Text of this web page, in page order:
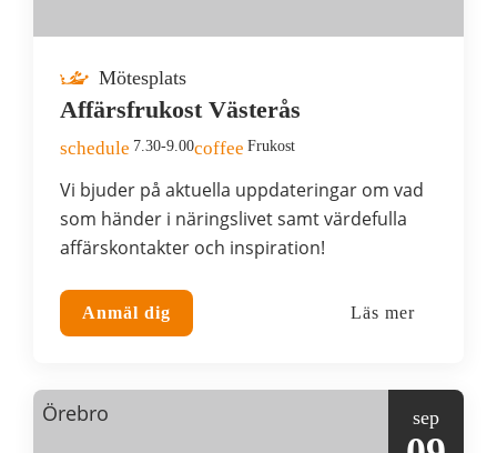
Mötesplats
Affärsfrukost Västerås
schedule 7.30-9.00coffee Frukost
Vi bjuder på aktuella uppdateringar om vad
som händer i näringslivet samt värdefulla
affärskontakter och inspiration!
Anmäl dig Läs mer
Örebro sep